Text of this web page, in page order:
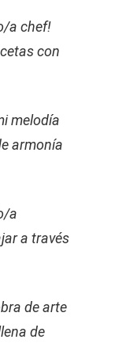
a chef!
con
melodía
armonía
a
a través
de arte
de